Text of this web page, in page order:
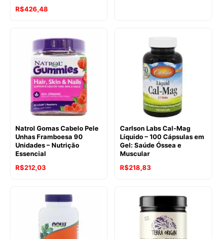
R$426,48
Natrol Gomas Cabelo Pele
Unhas Framboesa 90
Unidades – Nutrição
Essencial
R$212,03
Carlson Labs Cal-Mag
Líquido – 100 Cápsulas em
Gel: Saúde Óssea e
Muscular
R$218,83